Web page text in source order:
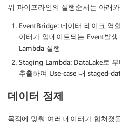
위 파이프라인의 실행순서는 아래
EventBridge: 데이터 레이크 역
이터가 업데이트되는 Event발
Lambda 실행
Staging Lambda: DataLake로
추출하여 Use-case 내 staged-
데이터 정제
목적에 맞춰 여러 데이터가 합쳐졌